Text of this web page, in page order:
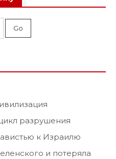
разрушения
к Израилю
и потеряла